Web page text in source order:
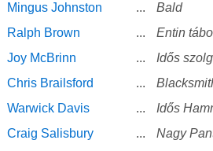
Mingus Johnston
...
Bald
Ralph Brown
...
Entin
Joy McBrinn
...
Idős
Chris Brailsford
...
Warwick Davis
...
Idős
Craig Salisbury
...
Nagy